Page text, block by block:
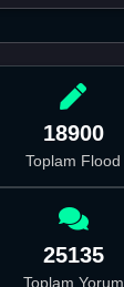
18900
Toplam Flood
25135
Toplam Yorum